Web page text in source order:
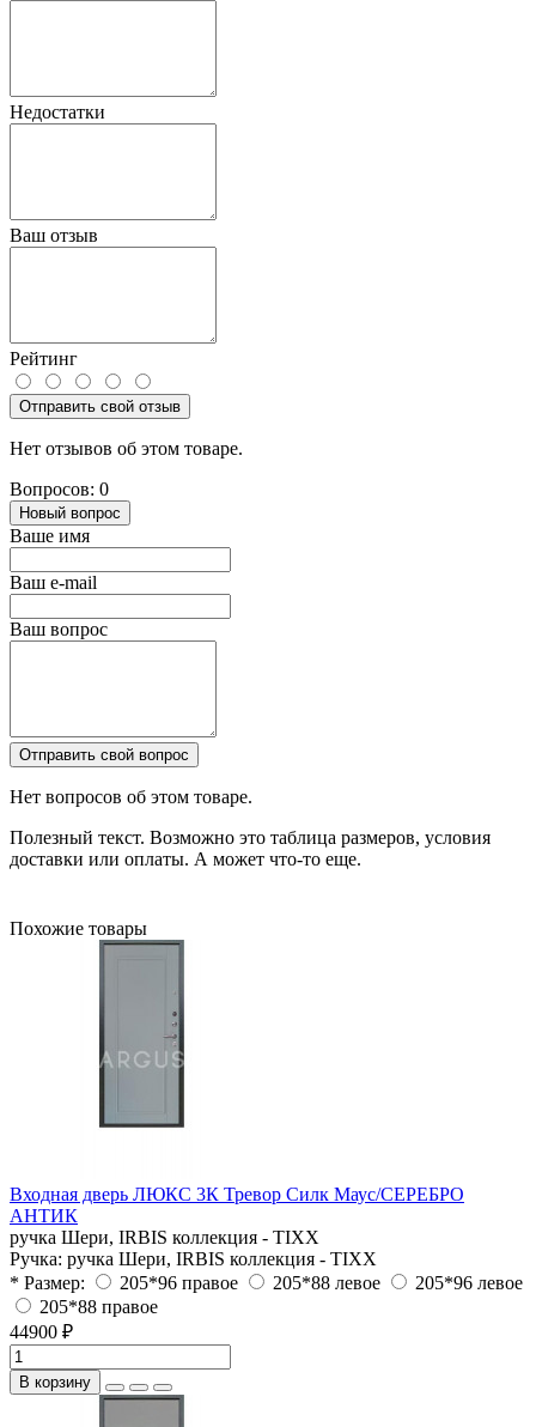
Недостатки
Ваш отзыв
Рейтинг
Отправить свой отзыв
Нет отзывов об этом товаре.
Вопросов: 0
Новый вопрос
Ваше имя
Ваш e-mail
Ваш вопрос
Отправить свой вопрос
Нет вопросов об этом товаре.
Полезный текст. Возможно это таблица размеров, условия
доставки или оплаты. А может что-то еще.
Похожие товары
Входная дверь ЛЮКС 3К Тревор Силк Маус/СЕРЕБРО
АНТИК
ручка Шери, IRBIS коллекция - TIXX
Ручка: ручка Шери, IRBIS коллекция - TIXX
* Размер:
205*96 правое 205*88 левое
205*96 левое
205*88 правое
44900 ₽
В корзину